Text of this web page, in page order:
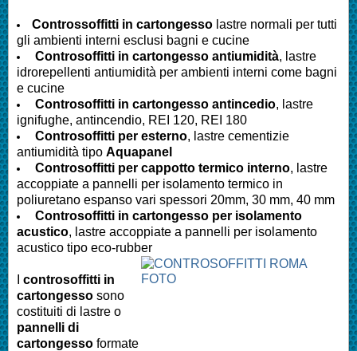
Controssoffitti in cartongesso lastre normali per tutti
gli ambienti interni esclusi bagni e cucine
Controsoffitti in cartongesso antiumidità, lastre
idrorepellenti antiumidità per ambienti interni come bagni
e cucine
Controsoffitti in cartongesso antincedio, lastre
ignifughe, antincendio, REI 120, REI 180
Controsoffitti per esterno, lastre cementizie
antiumidità tipo Aquapanel
Controsoffitti per cappotto termico interno, lastre
accoppiate a pannelli per isolamento termico in
poliuretano espanso vari spessori 20mm, 30 mm, 40 mm
Controsoffitti in cartongesso per isolamento
acustico, lastre accoppiate a pannelli per isolamento
acustico tipo eco-rubber
controsoffitti in
cartongesso sono
costituiti di lastre o
pannelli di
cartongesso formate